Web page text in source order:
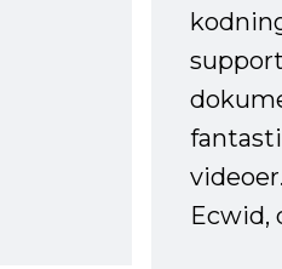
Ecwid,